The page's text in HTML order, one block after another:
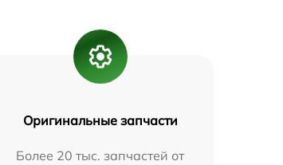
Оригинальные запчасти
Более 20 тыс. запчастей от